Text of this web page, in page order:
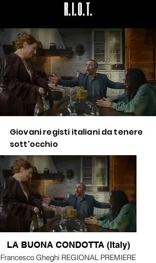
R. I. O. T.
Giovani registi italiani da tenere
sott'occhio
LA BUONA CONDOTTA (Italy)
Francesco Gheghi REGIONAL PREMIERE